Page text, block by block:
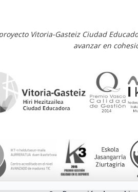
Vitoria-Gasteiz Ciudad
avanzar en